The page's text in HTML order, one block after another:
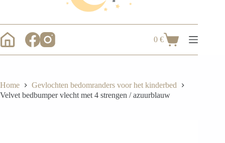
0€
Home
Gevlochten bedomranders voor het kinderbed
Velvet bedbumper vlecht met 4 strengen / azuurblauw